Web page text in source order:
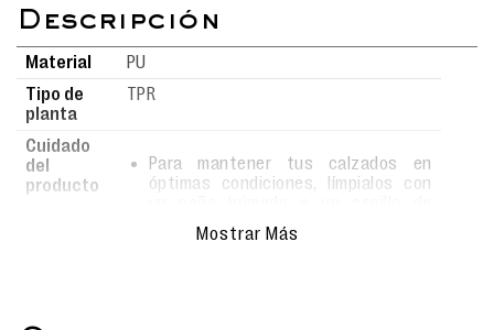
Material
PU
Tipo de
planta
TPR
Cuidado
del
producto
Para mantener tus calzados en
óptimas condiciones, límpialos con
cerdas suaves usando agua y jabón.
Evita el uso de detergentes fuertes,
Mostrar Más